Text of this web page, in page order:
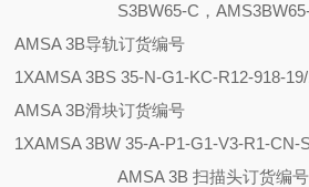
S3BW65-C，AMS3BW65-
AMSA 3B导轨订货编号
1XAMSA 3BS 35-N-G1-KC-R12-918-19/
AMSA 3B滑块订货编号
1XAMSA 3BW 35-A-P1-G1-V3-R1-CN-
AMSA 3B 扫描头订货编